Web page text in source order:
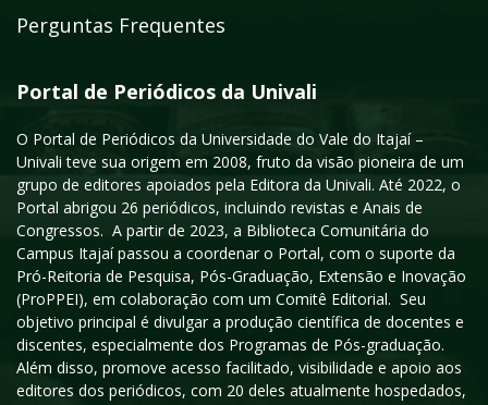
Perguntas Frequentes
Portal de Periódicos da Univali
O Portal de Periódicos da Universidade do Vale do Itajaí –
Univali teve sua origem em 2008, fruto da visão pioneira de um
grupo de editores apoiados pela Editora da Univali. Até 2022, o
Portal abrigou 26 periódicos, incluindo revistas e Anais de
Congressos. A partir de 2023, a Biblioteca Comunitária do
Campus Itajaí passou a coordenar o Portal, com o suporte da
Pró-Reitoria de Pesquisa, Pós-Graduação, Extensão e Inovação
(ProPPEI), em colaboração com um Comitê Editorial. Seu
objetivo principal é divulgar a produção científica de docentes e
discentes, especialmente dos Programas de Pós-graduação.
Além disso, promove acesso facilitado, visibilidade e apoio aos
editores dos periódicos, com 20 deles atualmente hospedados,